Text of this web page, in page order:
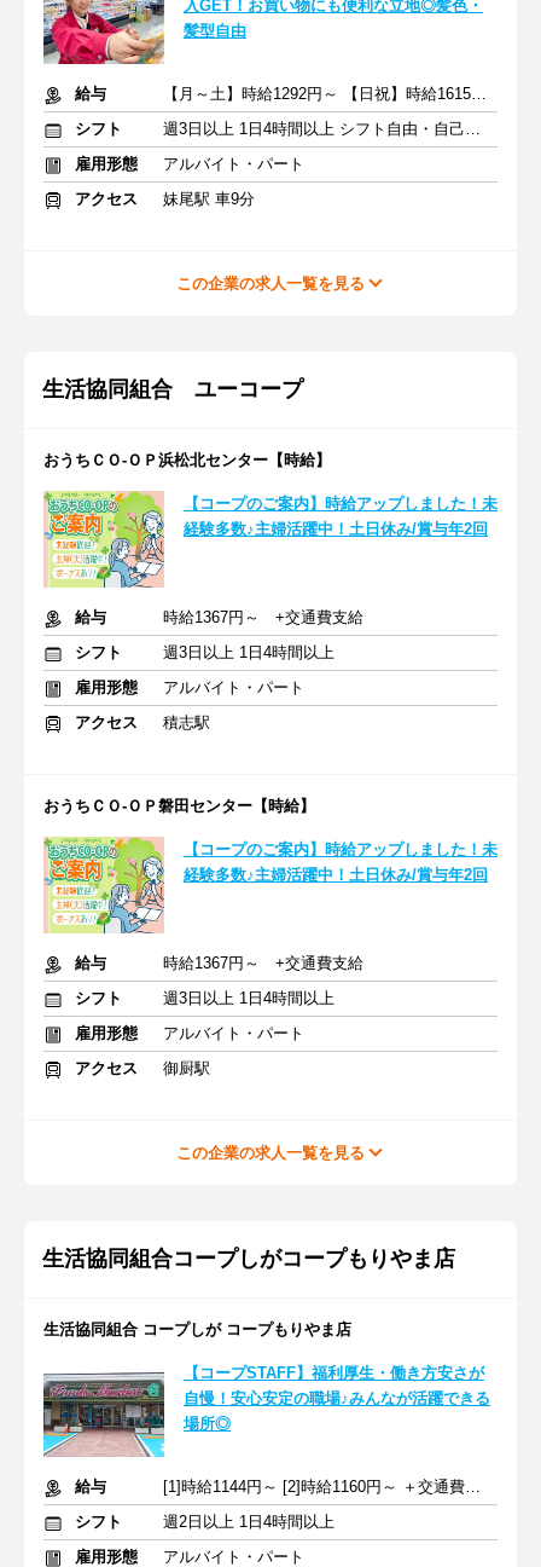
入GET！お買い物にも便利な立地◎髪色・
髪型自由
給与
【月～土】時給1292円～ 【日祝】時給1615円～ ※交通費一部支給
シフト
週3日以上 1日4時間以上 シフト自由・自己申告
雇用形態
アルバイト・パート
アクセス
妹尾駅 車9分
この企業の求人一覧を見る
生活協同組合 ユーコープ
おうちＣＯ-ＯＰ浜松北センター【時給】
【コープのご案内】時給アップしました！未
経験多数♪主婦活躍中！土日休み/賞与年2回
給与
時給1367円～ +交通費支給
シフト
週3日以上 1日4時間以上
雇用形態
アルバイト・パート
アクセス
積志駅
おうちＣＯ-ＯＰ磐田センター【時給】
【コープのご案内】時給アップしました！未
経験多数♪主婦活躍中！土日休み/賞与年2回
給与
時給1367円～ +交通費支給
シフト
週3日以上 1日4時間以上
雇用形態
アルバイト・パート
アクセス
御厨駅
この企業の求人一覧を見る
生活協同組合コープしがコープもりやま店
生活協同組合 コープしが コープもりやま店
【コープSTAFF】福利厚生・働き方安さが
自慢！安心安定の職場♪みんなが活躍できる
場所◎
給与
[1]時給1144円～ [2]時給1160円～ ＋交通費全額支給
シフト
週2日以上 1日4時間以上
雇用形態
アルバイト・パート